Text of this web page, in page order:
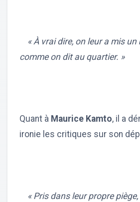
« À vrai dire, on leur a mis un
comme on dit au quartier. »
Quant à Maurice Kamto, il a
ironie les critiques sur son
« Pris dans leur propre